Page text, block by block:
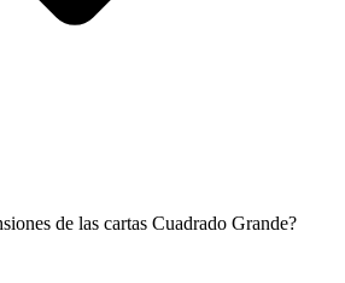
de las cartas Cuadrado Grande?